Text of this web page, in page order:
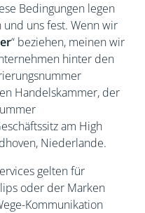
Bedingungen legen
uns fest. Wenn wir
“ beziehen, meinen wir
hinter den
Handelskammer, der
am High
Niederlande.
gelten für
oder der Marken
Kommunikation